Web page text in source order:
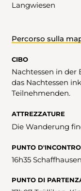
Langwiesen
Percorso sulla
CIBO
Nachtessen in der
das Nachtessen
Teilnehmenden.
ATTREZZATURE
Die Wanderung
PUNTO D'INCONTRO
16h35
PUNTO DI